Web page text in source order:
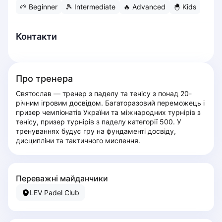
Dabrowa Gornicza
Kalisz
Katowice
Katowice Area
Kielce
Kościerzyna
Krakow
Lublin
Nowy Sącz
🌱 Beginner 🎾 Intermediate 🔥 Advanced 🐣 Kids
Контакти
Про тренера
Святослав — тренер з паделу та тенісу з понад 20-
річним ігровим досвідом. Багаторазовий переможець і
призер чемпіонатів України та міжнародних турнірів з
тенісу, призер турнірів з паделу категорії 500. У
тренуваннях будує гру на фундаменті досвіду,
дисципліни та тактичного мислення.
Переважні майданчики
LEV Padel Club